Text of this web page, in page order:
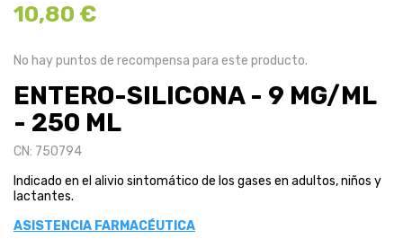
10,80 €
No hay puntos de recompensa para este producto.
ENTERO-SILICONA - 9 MG/ML
- 250 ML
CN: 750794
Indicado en el alivio sintomático de los gases en adultos, niños y
lactantes.
ASISTENCIA FARMACÉUTICA